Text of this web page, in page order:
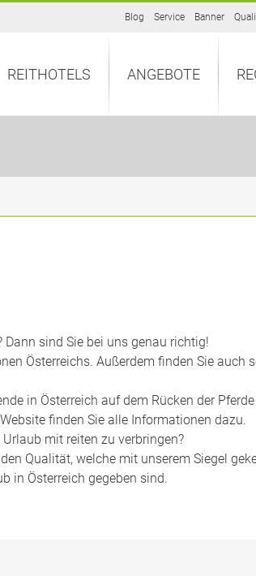
Blog Service Banner
REITHOTELS ANGEBOTE
sind Sie bei uns genau richtig!
Österreichs. Außerdem finden Sie
in Österreich auf dem Rücken der
finden Sie alle Informationen dazu.
mit reiten zu verbringen?
Qualität, welche mit unserem Siegel
in Österreich gegeben sind.